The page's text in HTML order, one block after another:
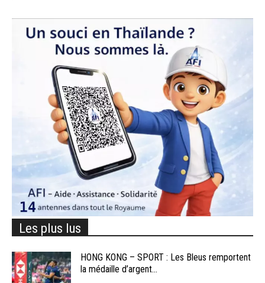
Les plus lus
HONG KONG – SPORT : Les Bleus remportent
la médaille d’argent...